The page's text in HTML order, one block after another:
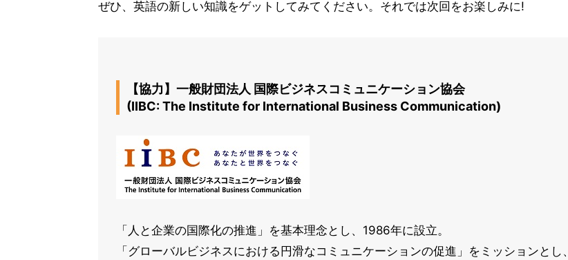
ぜひ、英語の新しい知識をゲットしてみてください。それでは次回をお楽しみに!
【協力】一般財団法人 国際ビジネスコミュニケーション協会
(IIBC: The Institute for International Business Communication)
「人と企業の国際化の推進」を基本理念とし、1986年に設立。
「グローバルビジネスにおける円滑なコミュニケーションの促進」をミッションとし、